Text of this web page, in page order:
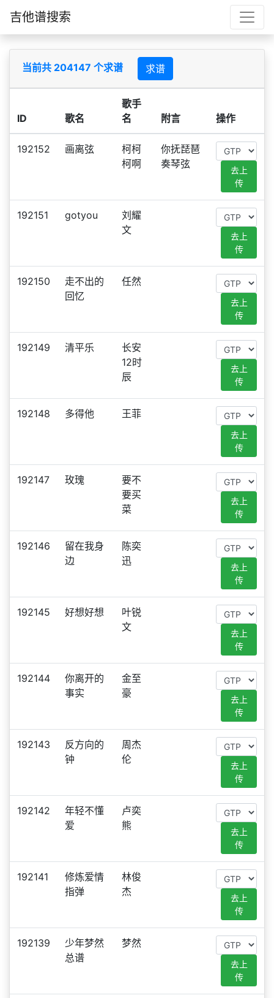
吉他谱搜索
当前共 204147 个求谱 求谱
ID 歌名
歌手
名
附言 操作
192152 画离弦
柯柯
柯啊
你抚琵琶
奏琴弦
去上
传
192151 gotyou
刘耀
文
去上
传
192150
走不出的
回忆
任然
去上
传
192149 清平乐
长安
12时
辰
去上
传
192148 多得他 王菲
去上
传
192147 玫瑰
要不
要买
菜
去上
传
192146
留在我身
边
陈奕
迅
去上
传
192145 好想好想
叶锐
文
去上
传
192144
你离开的
事实
金至
豪
去上
传
192143
反方向的
钟
周杰
伦
去上
传
192142
年轻不懂
爱
卢奕
熊
去上
传
192141
修炼爱情
指弹
林俊
杰
去上
传
192139
少年梦然
总谱
梦然
去上
传